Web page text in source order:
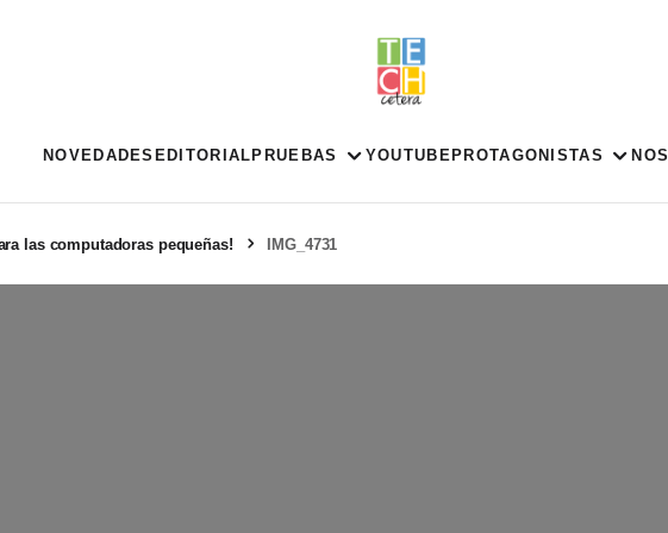
NOVEDADES EDITORIAL PRUEBAS YOUTUBE PROTAGONISTAS
las computadoras pequeñas! IMG_4731